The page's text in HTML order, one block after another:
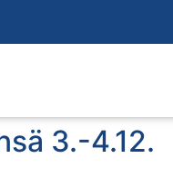
3.-4.12.